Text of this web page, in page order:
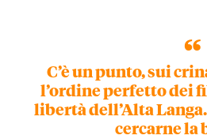
C’è un punto, sui
l’ordine perfetto dei
libertà dell’Alta
cercarne la